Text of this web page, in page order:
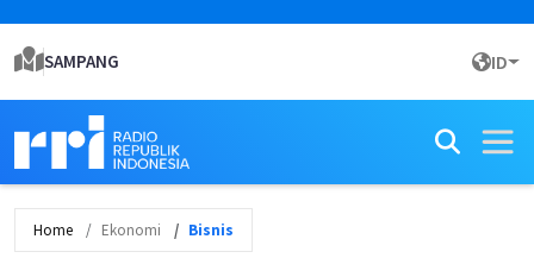
SAMPANG ID
Home Ekonomi Bisnis